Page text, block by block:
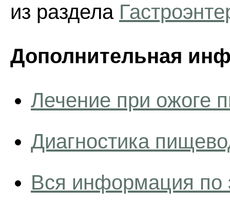
из раздела
Дополнительная
Лечение при ожоге
Диагностика
Вся информация по